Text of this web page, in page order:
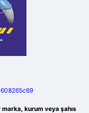
kurum veya şahıs